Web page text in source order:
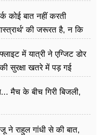
कोई बात नहीं करती
की जरूरत है, न कि
में यात्री ने एग्जिट डोर
सुरक्षा खतरे में पड़ गई
मैच के बीच गिरी बिजली,
ने राहुल गांधी से की बात,